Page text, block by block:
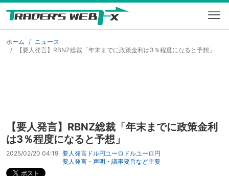
ホーム
ニュース
【要人発言】RBNZ総裁「年末までに政策金利は3％程度になると予想」
【要人発言】RBNZ総裁「年末までに政策金利
は3％程度になると予想」
2025/02/20 04:19 要人発言 ドル円ユーロドルユーロ円
要人発言・声明・議事要旨など主要